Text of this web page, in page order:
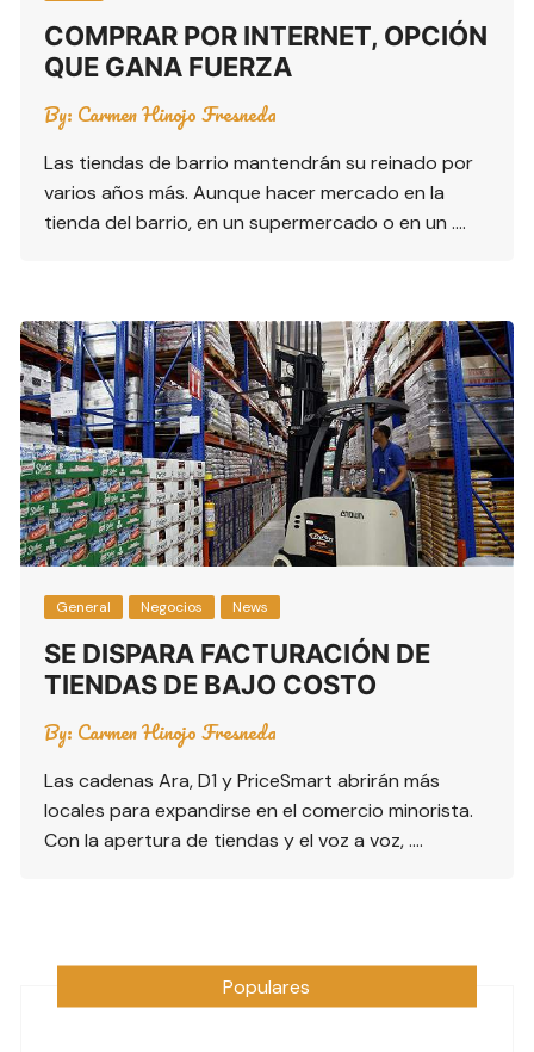
COMPRAR POR INTERNET, OPCIÓN
QUE GANA FUERZA
By: Carmen Hinojo Fresneda
Las tiendas de barrio mantendrán su reinado por
varios años más. Aunque hacer mercado en la
tienda del barrio, en un supermercado o en un ….
General Negocios News
SE DISPARA FACTURACIÓN DE
TIENDAS DE BAJO COSTO
By: Carmen Hinojo Fresneda
Las cadenas Ara, D1 y PriceSmart abrirán más
locales para expandirse en el comercio minorista.
Con la apertura de tiendas y el voz a voz, ….
Populares